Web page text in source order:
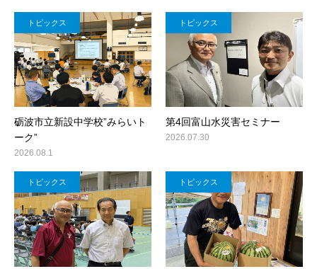
トピックス
砺波市立新設中学校”みらいト
ーク”
2026.08.1
トピックス
第4回富山水災害セミナー
2026.07.30
トピックス トピックス